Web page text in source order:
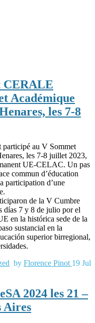
CERALE
Académique
les 7-8
au V Sommet
les 7-8 juillet 2023,
UE-CELAC. Un pas
commun d’éducation
participation d’une
de la V Cumbre
7 y 8 de julio por el
en la histórica sede de la
sustancial en la
superior birregional,
by Florence Pinot 19 Jul
2024 les 21 –
Aires